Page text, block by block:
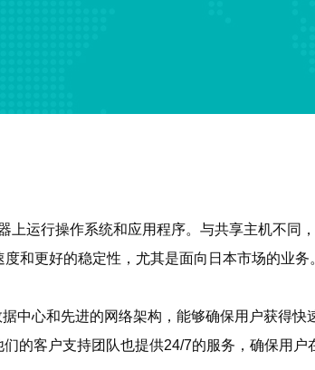
运行操作系统和应用程序。与共享主机不同
和更好的稳定性，尤其是面向日本市场的业务
中心和先进的网络架构，能够确保用户获得快
的客户支持团队也提供24/7的服务，确保用户